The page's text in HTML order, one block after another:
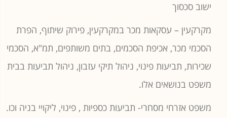
ישוב סכסוך
מקרקעין – עסקאות מכר במקרקעין, פירוק שיתוף, הפרת
הסכמי מכר, אכיפת הסכמים, בתים משותפים, תמ"א, הסכמי
שכירות, תביעות פינוי, ניהול תיקי עזבון, ניהול תביעות בבית
משפט בנושאים אלו.
משפט אזרחי מסחרי- תביעות כספיות , פינוי, ליקויי בניה וכו.